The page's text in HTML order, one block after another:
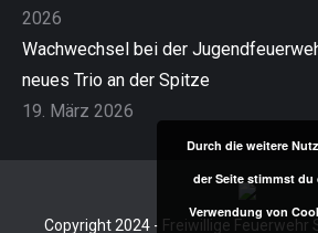
2026
Wachwechsel bei der
neues Trio an der Spitze
19. März 2026
Copyright 2024 - Freiwillige
Durch die weitere
der Seite stimmst du
Verwendung von